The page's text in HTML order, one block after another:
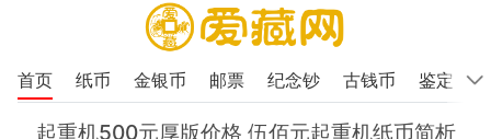
首页 纸币 金银币 邮票 纪念钞 古钱币 鉴定
起重机500元厚版价格 伍佰元起重机纸币简析